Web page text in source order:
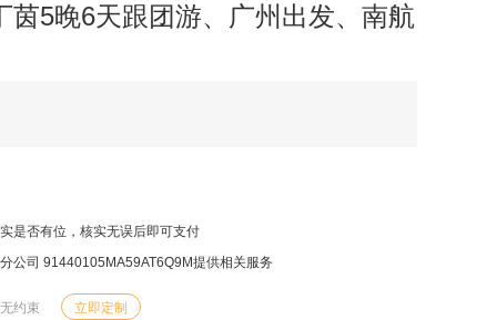
茵5晚6天跟团游、广州出发、南航
是否有位，核实无误后即可支付
公司 91440105MA59AT6Q9M提供相关服务
约束 立即定制